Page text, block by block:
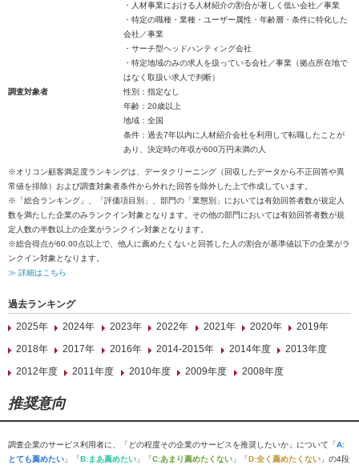
・人材事業における人材紹介の割合が著しく低い会社／事業
・特定の職種・業種・ユーザー属性・年齢層・条件に特化した
会社／事業
・サーチ型ヘッドハンティング会社
・特定地域のみの求人を扱っている会社／事業（拠点所在地で
はなく取扱い求人で判断）
調査対象者
性別：指定なし
年齢：20歳以上
地域：全国
条件：過去7年以内に人材紹介会社を利用して転職したことが
あり、決定時の年収が600万円未満の人
※オリコン顧客満足度ランキングは、データクリーニング（回収したデータから不正回答や異
常値を排除）および調査対象者条件から外れた回答を除外した上で作成しています。
※「総合ランキング」、「評価項目別」、部門の「業態別」においては有効回答者数が規定人
数を満たした企業のみランクイン対象となります。その他の部門においては有効回答者数が規
定人数の半数以上の企業がランクイン対象となります。
※総合得点が60.00点以上で、他人に薦めたくないと回答した人の割合が基準値以下の企業がラ
ンクイン対象となります。
≫ 詳細はこちら
過去ランキング
2025年
2024年 2023年 2022年 2021年 2020年
2019年
2018年
2017年 2016年 2014-2015年 2014年度
2013年度
2012年度
2011年度 2010年度 2009年度 2008年度
推奨意向
調査企業のサービス利用者に、「どの程度その企業のサービスを推奨したいか」について「A:
とても薦めたい 」「B:まあ薦めたい 」「C:あまり薦めたくない 」「D:全く薦めたくない 」の4段